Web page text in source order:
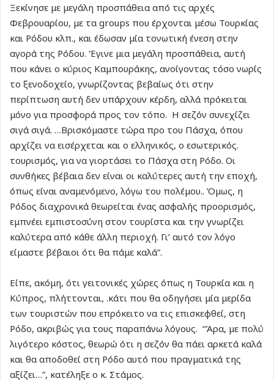
Ξεκίνησε με μεγάλη προσπάθεια από τις αρχές
Φεβρουαρίου, με τα groups που έρχονται μέσω Τουρκίας
και Ρόδου κλπ., και έδωσαν μία τονωτική ένεση στην
αγορά της Ρόδου. Έγινε μια μεγάλη προσπάθεια, αυτή
που κάνει ο κύριος Καμπουράκης, ανοίγοντας τόσο νωρίς
το ξενοδοχείο, γνωρίζοντας βεβαίως ότι στην
περίπτωση αυτή δεν υπάρχουν κέρδη, αλλά πρόκειται
μόνο για προσφορά προς τον τόπο. Η σεζόν συνεχίζει
σιγά σιγά. …Βρισκόμαστε τώρα προ του Πάσχα, όπου
αρχίζει να εισέρχεται και ο ελληνικός, ο εσωτερικός.
τουρισμός, για να γιορτάσει το Πάσχα στη Ρόδο. Οι
συνθήκες βέβαια δεν είναι οι καλύτερες αυτή την εποχή,
όπως είναι αναμενόμενο, λόγω του πολέμου.. Όμως, η
Ρόδος διαχρονικά θεωρείται ένας ασφαλής προορισμός,
εμπνέει εμπιστοσύνη στον τουρίστα και την γνωρίζει
καλύτερα από κάθε άλλη περιοχή. Γι’ αυτό τον λόγο
είμαστε βέβαιοι ότι θα πάμε καλά”.
Είπε, ακόμη, ότι γειτονικές χώρες όπως η Τουρκία και η
Κύπρος, πλήττονται, .κάτι που θα οδηγήσει μία μερίδα
των τουριστών που επρόκειτο να τις επισκεφθεί, στη
Ρόδο, ακριβώς για τους παραπάνω λόγους. “Άρα, με πολύ
λιγότερο κόστος, θεωρώ ότι η σεζόν θα πάει αρκετά καλά
και θα αποδοθεί στη Ρόδο αυτό που πραγματικά της
αξίζει…”, κατέληξε ο κ. Στάμος.